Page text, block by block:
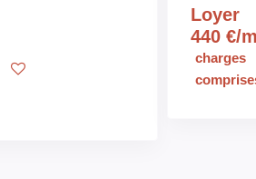
Loyer
440 €/
charges